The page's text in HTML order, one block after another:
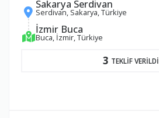
Sakarya Serdivan
Serdivan, Sakarya, Türkiye
İzmir Buca
Buca, İzmir, Türkiye
3 TEKLİF VERİLDİ